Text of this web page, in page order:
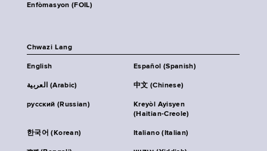
Enfòmasyon (FOIL)
Chwazi Lang
English Español (Spanish)
العربية (Arabic) 中文 (Chinese)
русский (Russian)
Kreyòl Ayisyen
(Haitian-Creole)
한국어 (Korean) Italiano (Italian)